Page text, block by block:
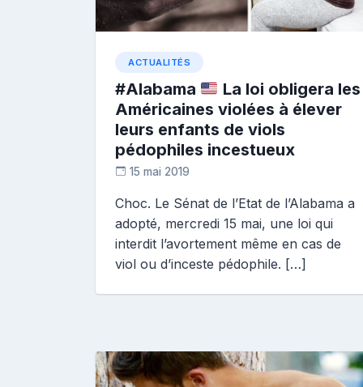
ACTUALITÉS
#Alabama
La loi obligera les
Américaines violées à élever
leurs enfants de viols
pédophiles incestueux
15 mai 2019
i
a
n
Choc. Le Sénat de l’Etat de l’Alabama a
adopté, mercredi 15 mai, une loi qui
interdit l’avortement même en cas de
viol ou d’inceste pédophile. […]